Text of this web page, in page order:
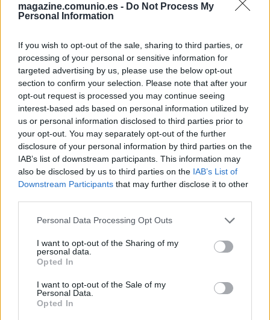
magazine.comunio.es - Do Not Process My
Personal Information
If you wish to opt-out of the sale, sharing to third parties, or
processing of your personal or sensitive information for
targeted advertising by us, please use the below opt-out
section to confirm your selection. Please note that after your
opt-out request is processed you may continue seeing
interest-based ads based on personal information utilized by
us or personal information disclosed to third parties prior to
your opt-out. You may separately opt-out of the further
disclosure of your personal information by third parties on the
IAB’s list of downstream participants. This information may
also be disclosed by us to third parties on the IAB’s List of
Downstream Participants that may further disclose it to other
Please note that this website/app uses one or more Google
not limited to your visit or usage behaviour. You may click to
grant or deny consent to Google and its third-party tags to
use your data for below specified purposes in below Google
consent section.
Personal Data Processing Opt Outs
I want to opt-out of the Sharing of my
personal data.
Opted In
I want to opt-out of the Sale of my
Personal Data.
Opted In
asistente del campeonato junto a Calatrava (Castellón) con
7 pases de gol, a los que ha añadido 2 goles. En total ha
primera vuelta en Comunio de Segunda.
3. Andrés Martín (Racing, delantero, 4.390.000, 173
puntos)
Otro de los futbolistas estrella del Racing este curso es
Andrés Martín. El ex del Rayo ha anotado 8 goles y
repartido 6 asistencias en los 21 encuentros que ha
disputado, lo que le ha llevado a sumar 173 puntos en total.
6 de sus 8 dianas las anotó en las primeras siete jornadas,
en un espectacular arranque de temporada. Es el jugador
de Segunda que más ocasiones claras genera.
a Yéremi & cía?
estar sancionados, entre ellos